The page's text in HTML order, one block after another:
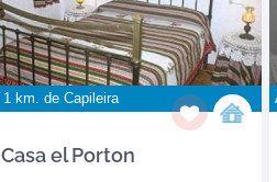
1 km. de Capileira
Casa el Porton